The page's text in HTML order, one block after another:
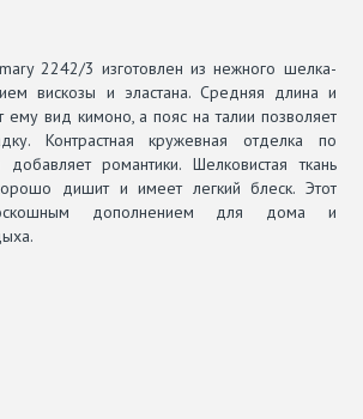
2242/3 изготовлен из нежного шелка-
вискозы и эластана. Средняя длина и
вид кимоно, а пояс на талии позволяет
Контрастная кружевная отделка по
романтики. Шелковистая ткань
дишит и имеет легкий блеск. Этот
дополнением для дома и